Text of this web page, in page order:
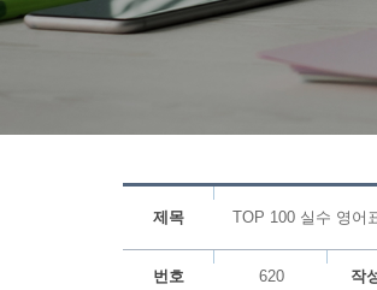
제목 TOP 100 실수 영어
번호 620 작